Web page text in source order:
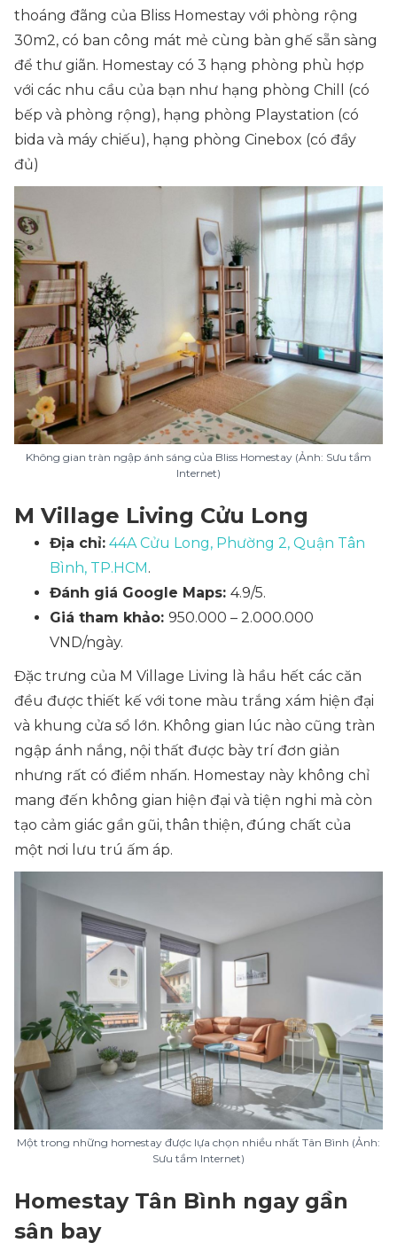
thoáng đãng của Bliss Homestay với phòng rộng
30m2, có ban công mát mẻ cùng bàn ghế sẵn sàng
để thư giãn. Homestay có 3 hạng phòng phù hợp
với các nhu cầu của bạn như hạng phòng Chill (có
bếp và phòng rộng), hạng phòng Playstation (có
bida và máy chiếu), hạng phòng Cinebox (có đầy
đủ)
Không gian tràn ngập ánh sáng của Bliss Homestay (Ảnh: Sưu tầm
Internet)
M Village Living Cửu Long
Địa chỉ: 44A Cửu Long, Phường 2, Quận Tân
Bình, TP.HCM.
Đánh giá Google Maps: 4.9/5.
Giá tham khảo: 950.000 – 2.000.000
VND/ngày.
Đặc trưng của M Village Living là hầu hết các căn
đều được thiết kế với tone màu trắng xám hiện đại
và khung cửa sổ lớn. Không gian lúc nào cũng tràn
ngập ánh nắng, nội thất được bày trí đơn giản
nhưng rất có điểm nhấn. Homestay này không chỉ
mang đến không gian hiện đại và tiện nghi mà còn
tạo cảm giác gần gũi, thân thiện, đúng chất của
một nơi lưu trú ấm áp.
Một trong những homestay được lựa chọn nhiều nhất Tân Bình (Ảnh:
Sưu tầm Internet)
Homestay Tân Bình ngay gần
sân bay